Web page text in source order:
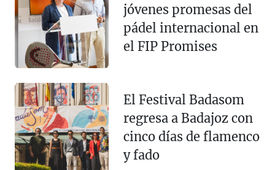
jóvenes promesas del
pádel internacional en
el FIP Promises
El Festival Badasom
regresa a Badajoz con
cinco días de flamenco
y fado